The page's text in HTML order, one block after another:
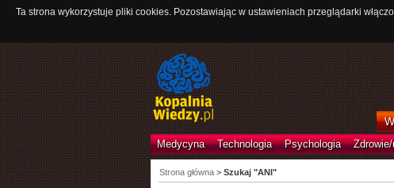
Ta strona wykorzystuje pliki cookies. Pozostawiając w ustawieniach przeglądarki
Medycyna Technologia Psychologia Zdrowie/
Strona główna> Szukaj "ANI"